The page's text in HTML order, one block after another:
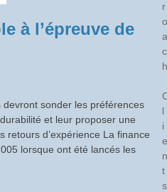
à l’épreuve de
sonder les préférences
et leur proposer une
retours d’expérience La finance
lorsque ont été lancés les
r
o
a
c
h
l
i
e
n
t
s